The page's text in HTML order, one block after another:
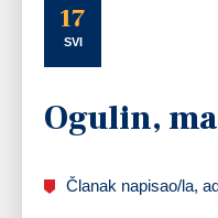
17
SVI
Ogulin,
Članak napisao/la,